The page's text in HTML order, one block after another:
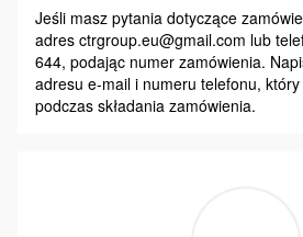
Jeśli masz pytania dotyczące
adres ctrgroup.eu@gmail.com lub
644, podając numer zamówienia.
adresu e-mail i numeru telefonu, który
podczas składania zamówienia.